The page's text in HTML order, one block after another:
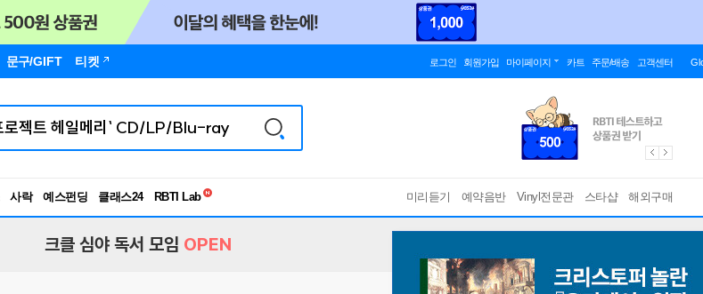
문구/GIFT 티켓 로그인 회원가입 마이페이지 카트 주문/배송 고객센터
사락 예스펀딩 클래스24
RBTI Lab
미리듣기 예약음반 Vinyl전문관 스타샵 해외구매
크클 심야 독서 모임 OPEN